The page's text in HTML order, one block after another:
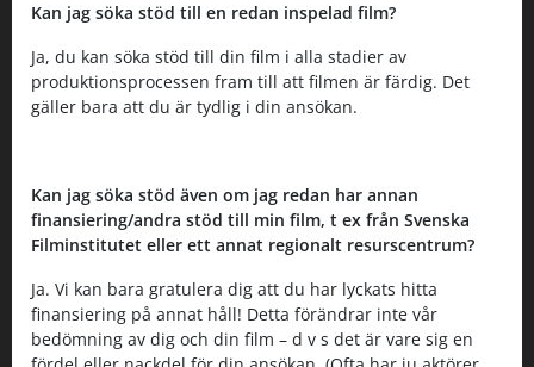
Kan jag söka stöd till en redan inspelad film?
Ja, du kan söka stöd till din film i alla stadier av
produktionsprocessen fram till att filmen är färdig. Det
gäller bara att du är tydlig i din ansökan.
Kan jag söka stöd även om jag redan har annan
finansiering/andra stöd till min film, t ex från Svenska
Filminstitutet eller ett annat regionalt resurscentrum?
Ja. Vi kan bara gratulera dig att du har lyckats hitta
finansiering på annat håll! Detta förändrar inte vår
bedömning av dig och din film – d v s det är vare sig en